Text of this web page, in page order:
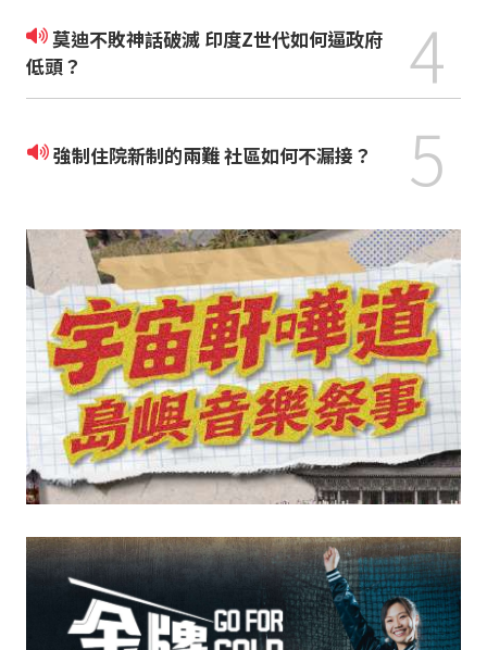
莫迪不敗神話破滅 印度Z世代如何逼政府
低頭？
4
強制住院新制的兩難 社區如何不漏接？ 5